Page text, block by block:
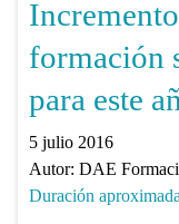
formación
para este
5 julio 2016
Autor: DAE
Duración